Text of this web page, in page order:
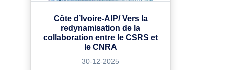
Côte d’Ivoire-AIP/ Vers la
redynamisation de la
collaboration entre le CSRS et
le CNRA
30-12-2025